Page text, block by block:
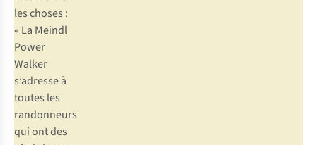
les choses :
« La Meindl
Power
Walker
s’adresse à
toutes les
randonneurs
qui ont des